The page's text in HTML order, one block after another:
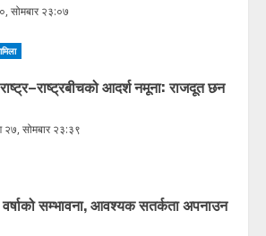
सोमबार २३:०७
आदर्श नमूना: राजदूत छन
सोमबार २३:३९
वर्षाको सम्भावना, आवश्यक सतर्कता अपनाउन